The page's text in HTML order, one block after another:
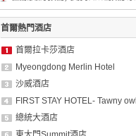
首爾熱門酒店
首爾拉卡莎酒店
Myeongdong Merlin Hotel
沙威酒店
FIRST STAY HOTEL- Tawny owl
總統大酒店